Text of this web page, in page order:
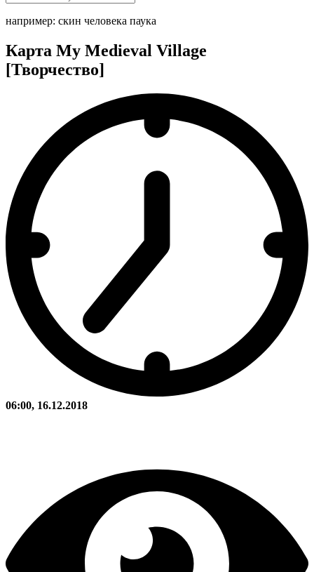
например: скин человека паука
Карта My Medieval Village
[Творчество]
06:00, 16.12.2018